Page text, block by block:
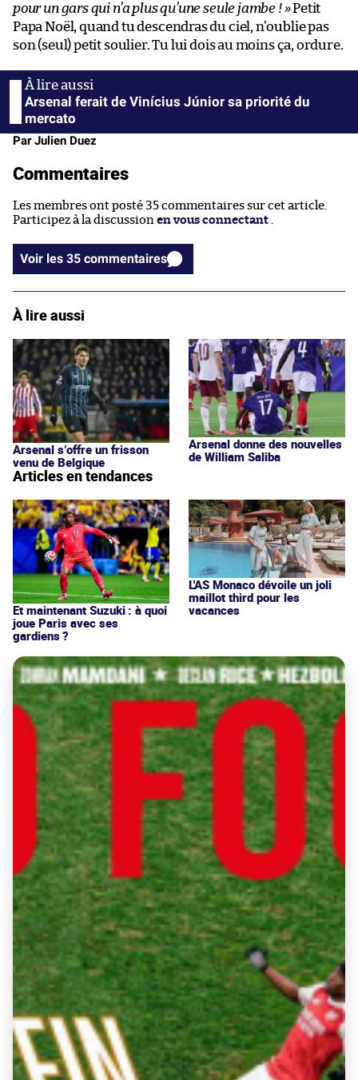
pour un gars qui n’a plus qu’une seule jambe ! »Petit
Papa Noël, quand tu descendras du ciel, n’oublie pas
son (seul) petit soulier. Tu lui dois au moins ça, ordure.
Arsenal ferait de Vinícius Júnior sa priorité du
mercato
Par Julien Duez
Commentaires
Les membres ont posté 35 commentaires sur cet article.
Participez à la discussion en vous connectant
Voir les 35 commentaires
À lire aussi
Arsenal s’offre un frisson
venu de Belgique
Arsenal donne des nouvelles
de William Saliba
Articles en tendances
Et maintenant Suzuki : à quoi
joue Paris avec ses
gardiens ?
L'AS Monaco dévoile un joli
maillot third pour les
vacances